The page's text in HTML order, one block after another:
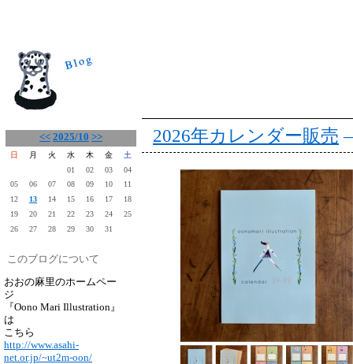
<< 2025/10 >>
日 月 火 水 木 金
土
01
02 03
04
05
06 07 08 09 10
11
12
13 14 15 16 17
18
19
20 21 22 23 24
25
26
27 28 29 30 31
このブログについて
おおの麻里のホームペー
ジ
『Oono Mari Illustration』
は
こちら
http://www.asahi-
net.or.jp/~ut2m-oon/
2026年カレンダー販売